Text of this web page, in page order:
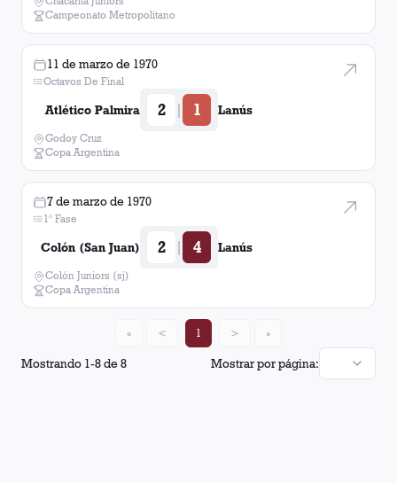
Campeonato Metropolitano
11 de marzo de 1970
Octavos De Final
Atlético Palmira 2 | 1 Lanús
Godoy Cruz
Copa Argentina
7 de marzo de 1970
1° Fase
Colón (San Juan) 2 | 4 Lanús
Colón Juniors (sj)
Copa Argentina
Mostrando 1-8de8 Mostrar por página:
« < 1 > »